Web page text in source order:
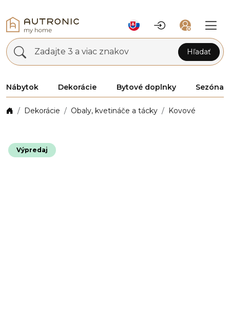
Zadajte 3 a viac znakov Hľadať
Nábytok Dekorácie Bytové doplnky Sezóna
Dekorácie Obaly, kvetináče a tácky Kovové
Výpredaj